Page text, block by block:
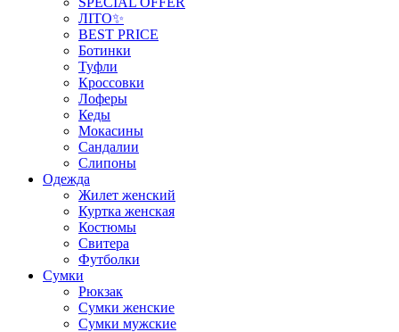
ЛІТО✨
BEST PRICE
Ботинки
Туфли
Кроссовки
Лоферы
Кеды
Мокасины
Сандалии
Слипоны
Одежда
Жилет женский
Куртка женская
Костюмы
Свитера
Футболки
Сумки
Рюкзак
Сумки женские
Сумки мужские